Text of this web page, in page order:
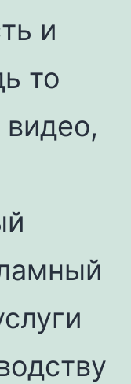
и
то